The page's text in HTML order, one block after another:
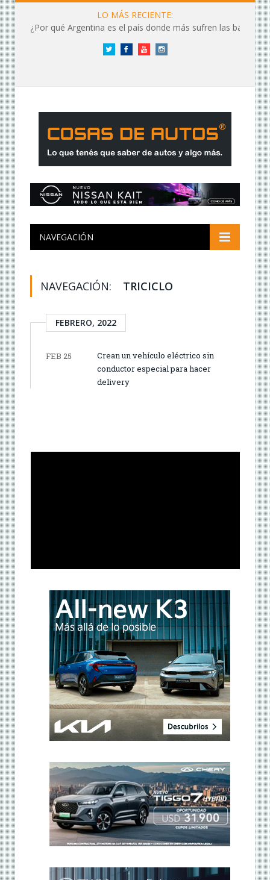
LO MÁS RECIENTE:
¿Por qué Argentina es el país donde más sufren las baterías?
Twitter FacebookYouTubeInstagram
NAVEGACIÓN
NAVEGACIÓN: TRICICLO
FEBRERO, 2022
FEB 25
Crean un vehículo eléctrico sin
conductor especial para hacer
delivery